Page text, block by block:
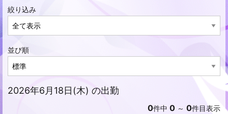
絞り込み
並び順
2026年6月18日(木) の出勤
0件中 0 ～ 0件目表示